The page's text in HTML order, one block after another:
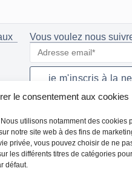
le consentement aux cookies
utilisons notamment des cookies
notre site web à des fins de
privée, vous pouvez choisir de ne
les différents titres de catégories
défaut.
Vous voulez nous
je m'inscris à la